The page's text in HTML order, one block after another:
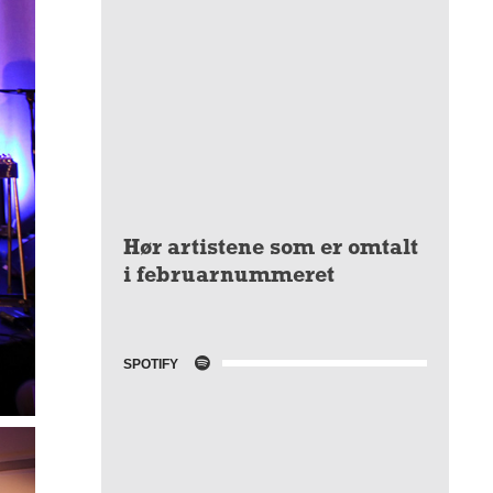
Hør artistene som er omtalt
i februarnummeret
SPOTIFY